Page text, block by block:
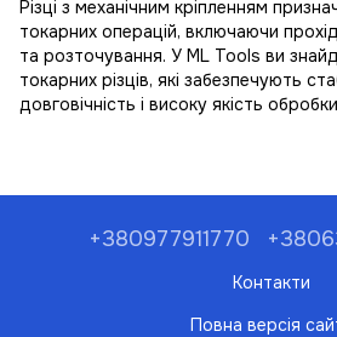
Різці з механічним кріпленням
токарних операцій, включаючи
та розточування. У ML Tools ви
токарних різців, які забезпечують
довговічність і високу якість
+380977911770
Контакти
Повна версія